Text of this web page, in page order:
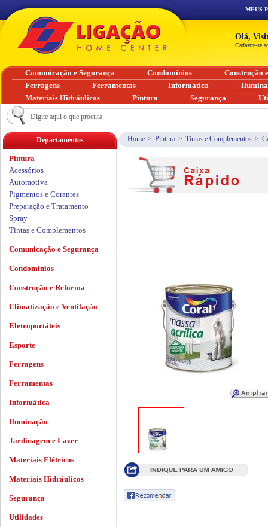
Home > Pintura > Tintas e Complementos >
Departamentos
Pintura
Acessórios
Automotiva
Pigmentos e Corantes
Preparação e Tratamento
Spray
Tintas e Complementos
Comunicação e Segurança
Condomínios
Construção e Reforma
Climatização e Ventilação
Eletroportáteis
Esporte
Ferragens
Ferramentas
Informática
Iluminação
Jardinagem e Lazer
Materiais Elétricos
Materiais Hidráulicos
Segurança
Utilidades
MEUS
Olá,
Cadastre-se
Comunicação e Segurança Condomínios
Construção
Ferragens
Ferramentas Informática
Materiais Hidráulicos
Pintura Segurança